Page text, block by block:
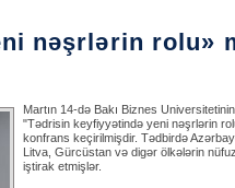
nəşrlərin rolu»
Martın 14-də Bakı Biznes
"Tədrisin keyfiyyətində yeni nəşrlərin
konfrans keçirilmişdir. Tədbirdə
Litva, Gürcüstan və digər ölkələrin
iştirak etmişlər.